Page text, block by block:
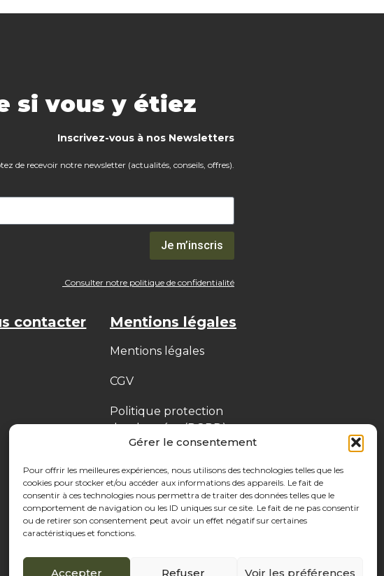
Gérer le consentement
Pour offrir les meilleures expériences, nous utilisons des technologies telles que les
cookies pour stocker et/ou accéder aux informations des appareils. Le fait de
consentir à ces technologies nous permettra de traiter des données telles que le
comportement de navigation ou les ID uniques sur ce site. Le fait de ne pas consentir
ou de retirer son consentement peut avoir un effet négatif sur certaines
caractéristiques et fonctions.
Accepter Refuser Voir les préférences
si vous y étiez
Inscrivez-vous à nos Newsletters
de recevoir notre newsletter (actualités, conseils, offres).
Je m’inscris
Consulter notre politique de confidentialité
contacter Mentions légales
Mentions légales
CGV
Politique protection
des données (RGPD)